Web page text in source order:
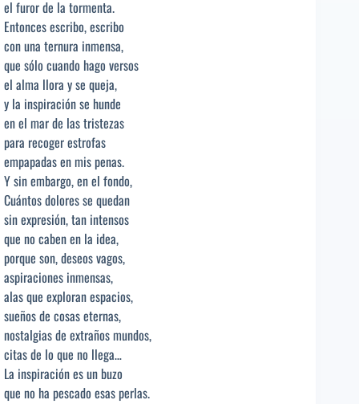
el furor de la tormenta.
Entonces escribo, escribo
con una ternura inmensa,
que sólo cuando hago versos
el alma llora y se queja,
y la inspiración se hunde
en el mar de las tristezas
para recoger estrofas
empapadas en mis penas.
Y sin embargo, en el fondo,
Cuántos dolores se quedan
sin expresión, tan intensos
que no caben en la idea,
porque son, deseos vagos,
aspiraciones inmensas,
alas que exploran espacios,
sueños de cosas eternas,
nostalgias de extraños mundos,
citas de lo que no llega…
La inspiración es un buzo
que no ha pescado esas perlas.